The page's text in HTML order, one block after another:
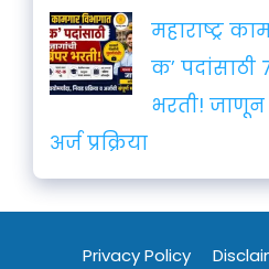
महाराष्ट्र
क’ पदांसाठी
भरती! जाणून
अर्ज प्रक्रिया
Privacy Policy